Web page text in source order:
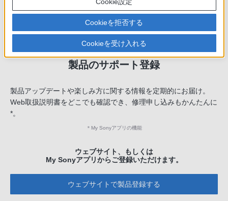
製品のサポート登録
製品アップデートや楽しみ方に関する情報を定期的にお届け。
Web取扱説明書をどこでも確認でき、修理申し込みもかんたんに
*。
＊ My Sonyアプリの機能
ウェブサイト、もしくは
My Sonyアプリからご登録いただけます。
ウェブサイトで製品登録する
Cookieを拒否する
Cookieを受け入れる